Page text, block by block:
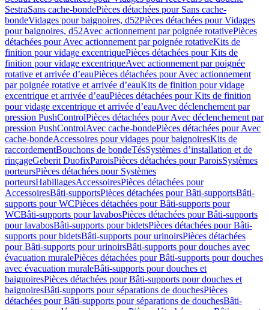
SestraSans cache-bondePièces détachées pour Sans cache-
bondeVidages pour baignoires, d52Pièces détachées pour Vidages
pour baignoires, d52Avec actionnement par poignée rotativePièces
détachées pour Avec actionnement par poignée rotativeKits de
finition pour vidage excentriquePièces détachées pour Kits de
finition pour vidage excentriqueAvec actionnement par poignée
rotative et arrivée d’eauPièces détachées pour Avec actionnement
par poignée rotative et arrivée d’eauKits de finition pour vidage
excentrique et arrivée d’eauPièces détachées pour Kits de finition
pour vidage excentrique et arrivée d’eauAvec déclenchement par
pression PushControlPièces détachées pour Avec déclenchement par
pression PushControlAvec cache-bondePièces détachées pour Avec
cache-bondeAccessoires pour vidages pour baignoiresKits de
raccordementBouchons de bondeTésSystèmes d’installation et de
rinçageGeberit DuofixParoisPièces détachées pour ParoisSystèmes
porteursPièces détachées pour Systèmes
porteursHabillagesAccessoiresPièces détachées pour
AccessoiresBâti-supportsPièces détachées pour Bâti-supportsBâti-
supports pour WCPièces détachées pour Bâti-supports pour
WCBâti-supports pour lavabosPièces détachées pour Bâti-supports
pour lavabosBâti-supports pour bidetsPièces détachées pour Bâti-
supports pour bidetsBâti-supports pour urinoirsPièces détachées
pour Bâti-supports pour urinoirsBâti-supports pour douches avec
évacuation muralePièces détachées pour Bâti-supports pour douches
avec évacuation muraleBâti-supports pour douches et
baignoiresPièces détachées pour Bâti-supports pour douches et
baignoiresBâti-supports pour séparations de douchesPièces
détachées pour Bâti-supports pour séparations de douchesBâti-